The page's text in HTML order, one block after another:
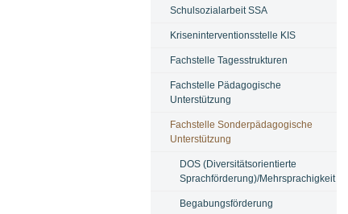
Schulsozialarbeit SSA
Kriseninterventionsstelle KIS
Fachstelle Tagesstrukturen
Fachstelle Pädagogische
Unterstützung
Fachstelle Sonderpädagogische
Unterstützung
DOS (Diversitätsorientierte
Sprachförderung)/Mehrsprachigkeit
Begabungsförderung